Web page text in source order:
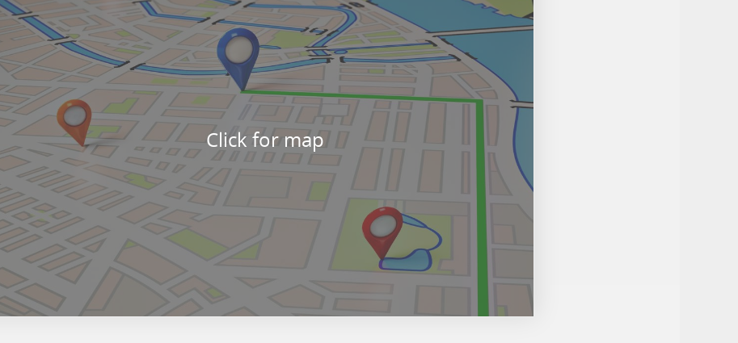
Click for map